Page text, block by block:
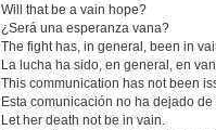
Will that be a vain hope?
¿Será una esperanza vana?
The fight has, in general, been in
La lucha ha sido, en general, en
This communication has not been
Esta comunicación no ha dejado de
Let her death not be in vain.